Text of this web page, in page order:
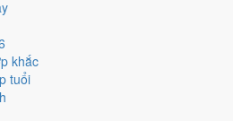
khắc
tuổi
này thay mặt động thổ hoặc nhận lễ
gia chủ. Cách chọn người mượn tuổi
làm nhà
lịch pháp truyền thống, mang tính
không thay thế quyết định chuyên